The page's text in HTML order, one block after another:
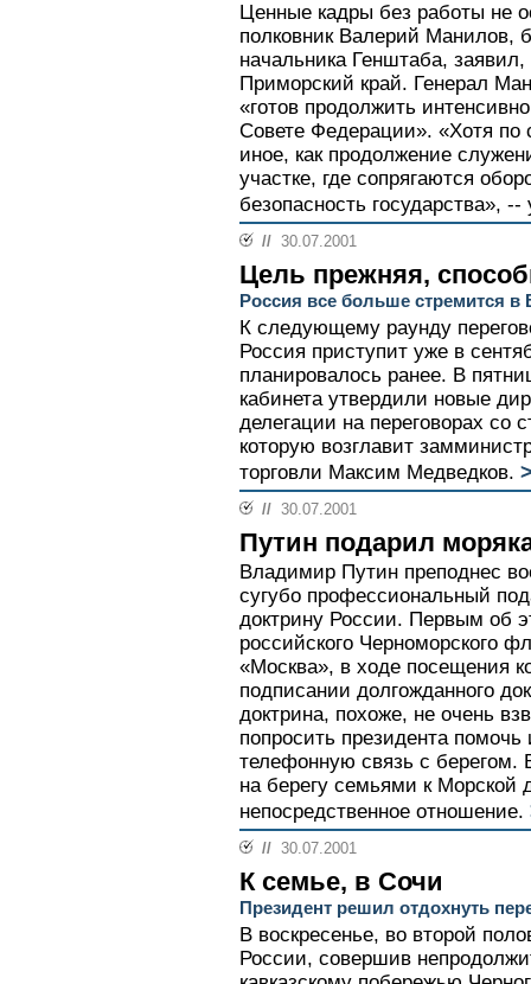
Ценные кадры без работы не
полковник Валерий Манилов,
начальника Генштаба, заявил,
Приморский край. Генерал
«готов продолжить
Совете Федерации». «Хотя по
иное, как продолжение
участке, где сопрягаются
безопасность государства»,
// 30.07.2001
Цель прежняя,
Россия все больше стремится в
К следующему раунду
Россия приступит уже в
планировалось ранее. В
кабинета утвердили новые
делегации на переговорах
которую возглавит
торговли Максим Медведков.
// 30.07.2001
Путин подарил
Владимир Путин преподнес
сугубо профессиональный
доктрину России. Первым об
российского Черноморского
«Москва», в ходе посещения
подписании долгожданного
доктрина, похоже, не очень
попросить президента
телефонную связь с
на берегу семьями к Морской
непосредственное отношение.
// 30.07.2001
К семье, в Сочи
Президент решил отдохнуть
В воскресенье, во второй
России, совершив